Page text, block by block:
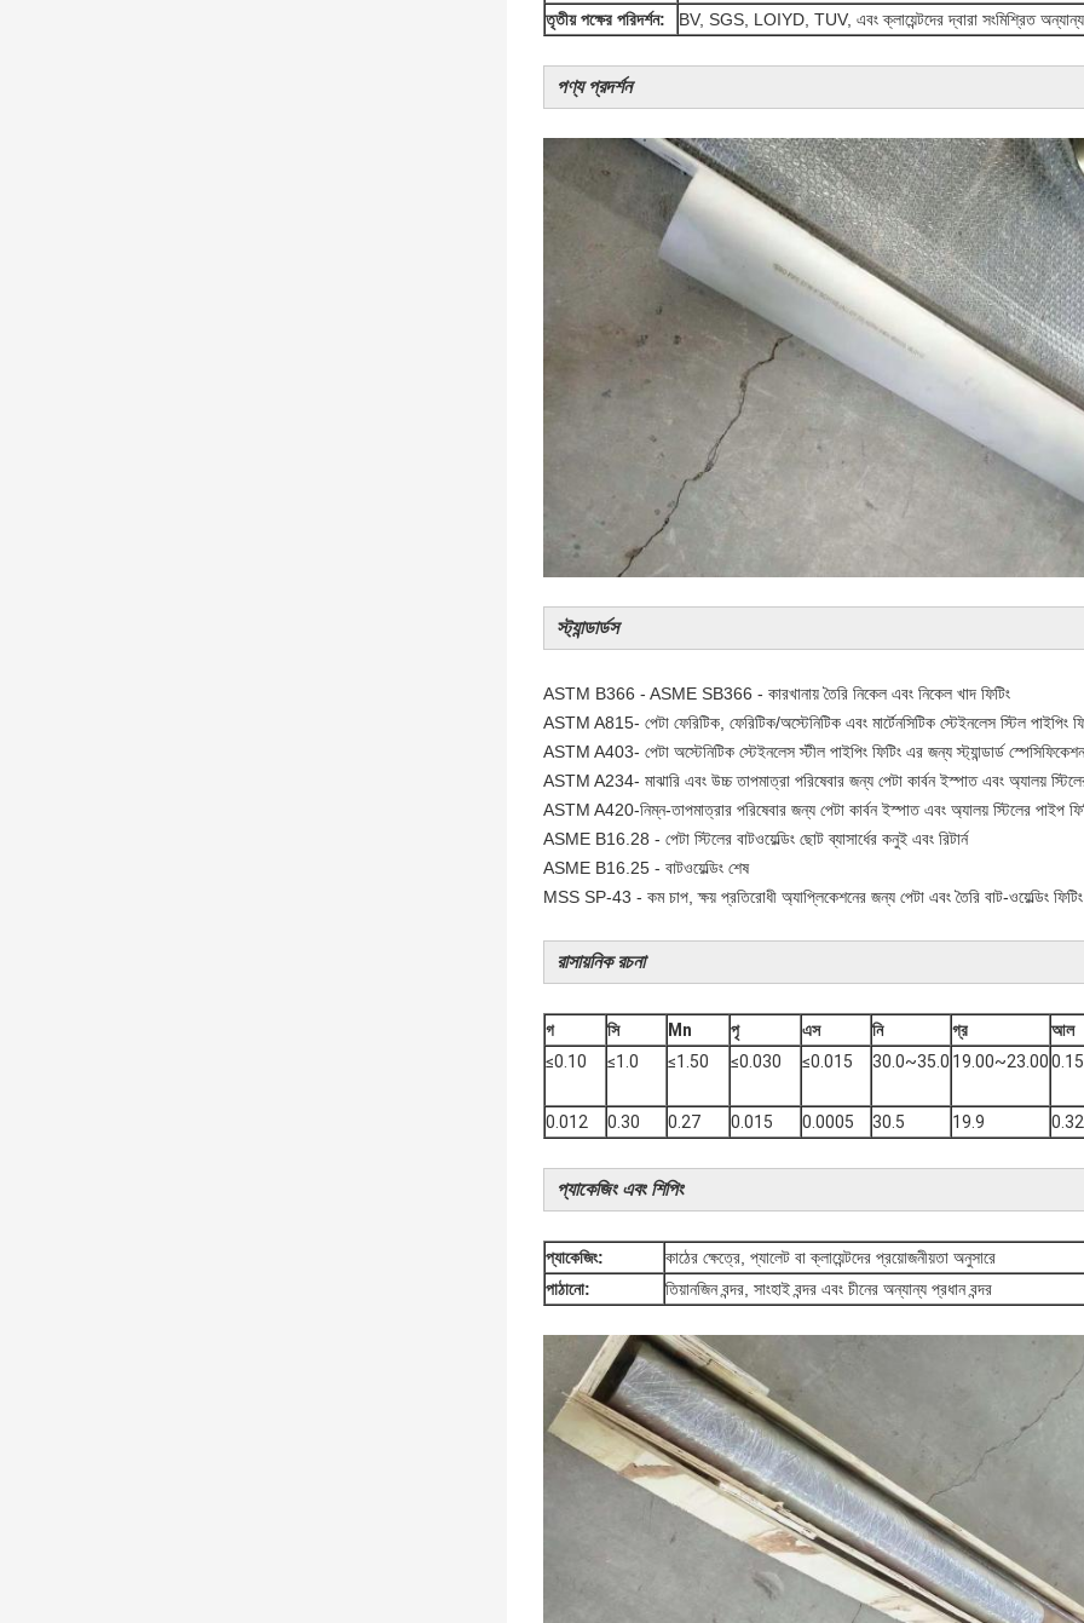
তৃতীয় পক্ষের পরিদর্শন:
BV, SGS, LOIYD, TUV, এবং ক্লায়েন্টদের দ্বারা সংমিশ্রিত
পণ্য প্রদর্শন
স্ট্যান্ডার্ডস
ASTM B366 - ASME SB366 - কারখানায় তৈরি নিকেল এবং নিকেল খাদ ফিটিং
ASTM A815- পেটা ফেরিটিক, ফেরিটিক/অস্টেনিটিক এবং মার্টেনসিটিক স্টেইনলেস স্টিল পাইপিং
ASTM A403- পেটা অস্টেনিটিক স্টেইনলেস স্টীল পাইপিং ফিটিং এর জন্য স্ট্যান্ডার্ড স্পেসিফিকেশন
ASTM A234- মাঝারি এবং উচ্চ তাপমাত্রা পরিষেবার জন্য পেটা কার্বন ইস্পাত এবং অ্যালয় স্টিলের
ASTM A420-নিম্ন-তাপমাত্রার পরিষেবার জন্য পেটা কার্বন ইস্পাত এবং অ্যালয় স্টিলের পাইপ
ASME B16.28 - পেটা স্টিলের বাটওয়েল্ডিং ছোট ব্যাসার্ধের কনুই এবং রিটার্ন
ASME B16.25 - বাটওয়েল্ডিং শেষ
MSS SP-43 - কম চাপ, ক্ষয় প্রতিরোধী অ্যাপ্লিকেশনের জন্য পেটা এবং তৈরি বাট-ওয়েল্ডিং ফিটিং
রাসায়নিক রচনা
গ সি Mn পৃ এস নি গ্র
আল
≤0.10
≤1.0 ≤1.50 ≤0.030 ≤0.015 30.0~35.0 19.00~23.00
0.012 0.30 0.27 0.015 0.0005 30.5 19.9 0.32
প্যাকেজিং এবং শিপিং
প্যাকেজিং:
কাঠের ক্ষেত্রে, প্যালেট বা ক্লায়েন্টদের প্রয়োজনীয়তা অনুসারে
পাঠানো:
তিয়ানজিন বন্দর, সাংহাই বন্দর এবং চীনের অন্যান্য প্রধান বন্দর